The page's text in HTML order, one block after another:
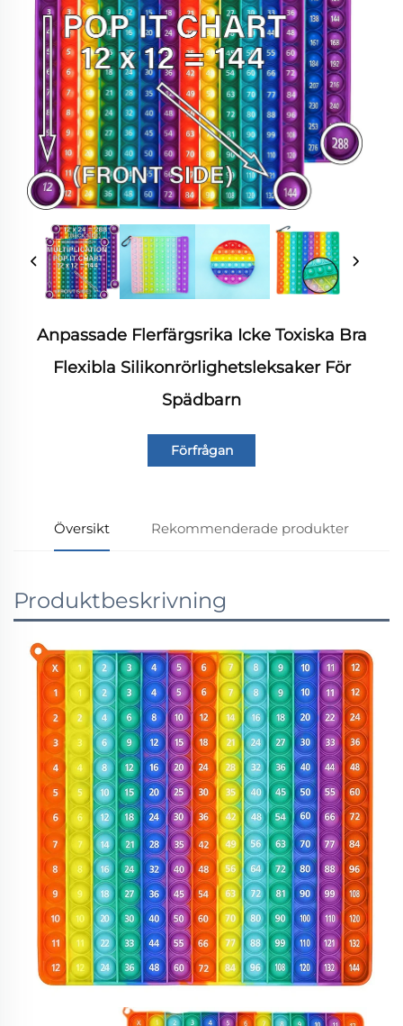
Anpassade Flerfärgsrika Icke Toxiska Bra
Flexibla Silikonrörlighetsleksaker För
Spädbarn
Förfrågan
Översikt Rekommenderade produkter
Produktbeskrivning